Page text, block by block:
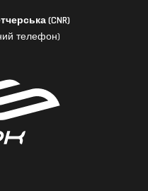
(CNR)
телефон)